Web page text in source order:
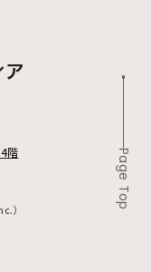
階
） Page Top